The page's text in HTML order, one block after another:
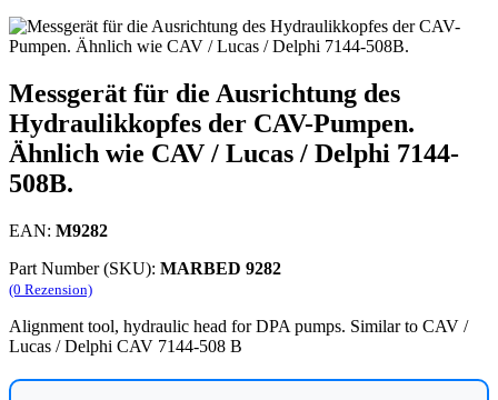
Messgerät für die Ausrichtung des
Hydraulikkopfes der CAV-Pumpen.
Ähnlich wie CAV / Lucas / Delphi 7144-
508B.
EAN: M9282
Part Number (SKU): MARBED 9282
(0 Rezension)
Alignment tool, hydraulic head for DPA pumps. Similar to CAV /
Lucas / Delphi CAV 7144-508 B